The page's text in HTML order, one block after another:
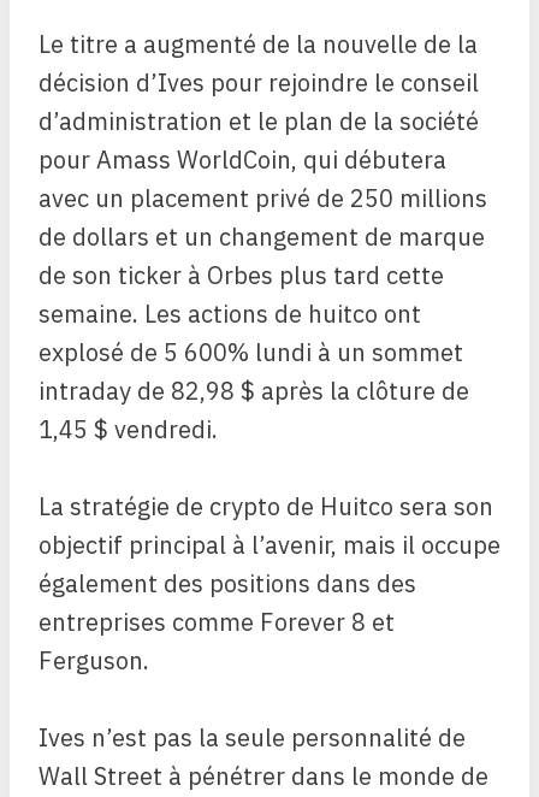
Le titre a augmenté de la nouvelle de la
décision d’Ives pour rejoindre le conseil
d’administration et le plan de la société
pour Amass WorldCoin, qui débutera
avec un placement privé de 250 millions
de dollars et un changement de marque
de son ticker à Orbes plus tard cette
semaine. Les actions de huitco ont
explosé de 5 600% lundi à un sommet
intraday de 82,98 $ après la clôture de
1,45 $ vendredi.
La stratégie de crypto de Huitco sera son
objectif principal à l’avenir, mais il occupe
également des positions dans des
entreprises comme Forever 8 et
Ferguson.
Ives n’est pas la seule personnalité de
Wall Street à pénétrer dans le monde de